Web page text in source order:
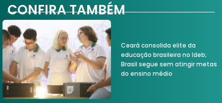
CONFIRA TAMBÉM
Ceará consolida elite da
educação brasileira no Ideb;
Brasil segue sem atingir metas
do ensino médio